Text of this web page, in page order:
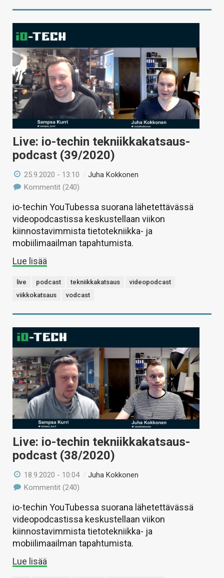
Live: io-techin tekniikkakatsaus-
podcast (39/2020)
25.9.2020 - 13:10 /Juha Kokkonen
Kommentit (240)
io-techin YouTubessa suorana lähetettävässä
videopodcastissa keskustellaan viikon
kiinnostavimmista tietotekniikka- ja
mobiilimaailman tapahtumista.
Lue lisää
live podcast tekniikkakatsaus
videopodcast
viikkokatsaus
vodcast
Live: io-techin tekniikkakatsaus-
podcast (38/2020)
18.9.2020 - 10:04 /Juha Kokkonen
Kommentit (240)
io-techin YouTubessa suorana lähetettävässä
videopodcastissa keskustellaan viikon
kiinnostavimmista tietotekniikka- ja
mobiilimaailman tapahtumista.
Lue lisää